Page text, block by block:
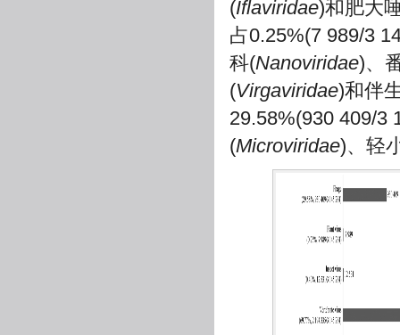
(Iflaviridae)和肥大
占0.25%(7 989/3
科(Nanoviridae)、
(Virgaviridae)和伴
29.58%(930 409/3
(Microviridae)、轻